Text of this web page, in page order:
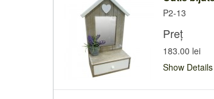
P2-13
Preț
183.00 lei
Show Details